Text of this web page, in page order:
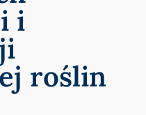
i
roślin